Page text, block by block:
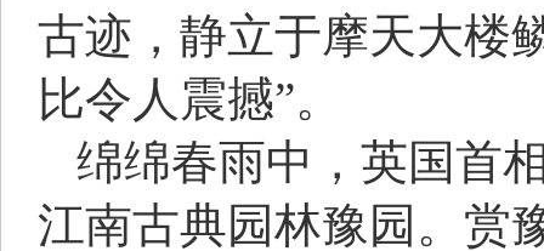
古迹，静立于摩天大楼
比令人震撼”。
绵绵春雨中，英国首
江南古典园林豫园。赏